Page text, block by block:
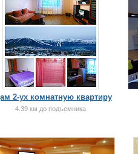
2-ух комнатную квартиру
4.39 км до подъемника